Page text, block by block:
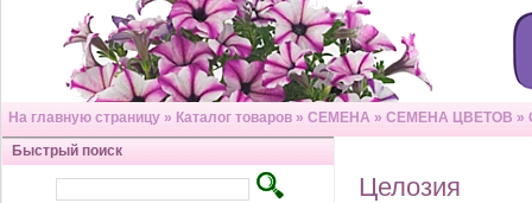
На главную страницу » Каталог товаров » СЕМЕНА » СЕМЕНА ЦВЕТОВ »
Быстрый поиск
Целозия